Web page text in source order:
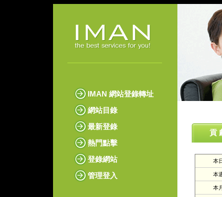
IMAN 網站登錄轉址
網站目錄
最新登錄
熱門點擊
登錄網站
管理登入
貢
本
本
本